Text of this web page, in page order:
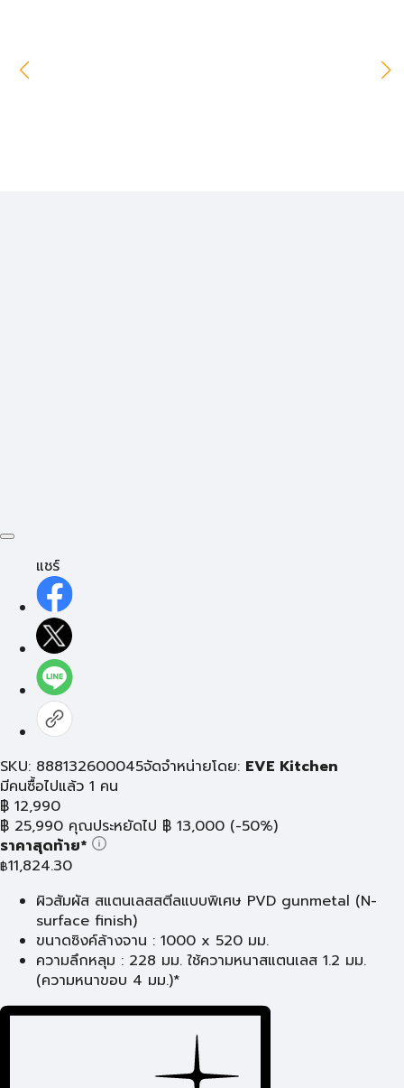
แชร์
SKU: 888132600045จัดจำหน่ายโดย: EVE Kitchen
มีคนซื้อไปแล้ว 1 คน
฿ 12,990
฿ 25,990 คุณประหยัดไป ฿ 13,000 (-50%)
ราคาสุดท้าย*
฿11,824.30
ผิวสัมผัส สแตนเลสสตีลแบบพิเศษ PVD gunmetal (N-
surface finish)
ขนาดซิงค์ล้างจาน : 1000 x 520 มม.
ความลึกหลุม : 228 มม. ใช้ความหนาสแตนเลส 1.2 มม.
(ความหนาขอบ 4 มม.)*